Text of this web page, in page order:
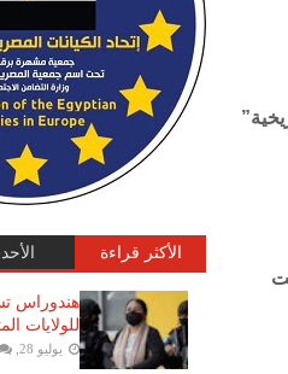
الأكثر قراءة
هندوراس
للولايات
يوليو 28, 2022